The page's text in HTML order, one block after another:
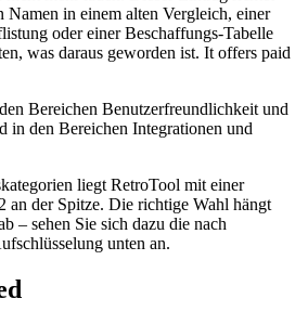
Namen in einem alten Vergleich, einer
oder einer Beschaffungs-Tabelle
was daraus geworden ist. It offers paid
Bereichen Benutzerfreundlichkeit und
in den Bereichen Integrationen und
liegt RetroTool mit einer
an der Spitze. Die richtige Wahl hängt
– sehen Sie sich dazu die nach
unten an.